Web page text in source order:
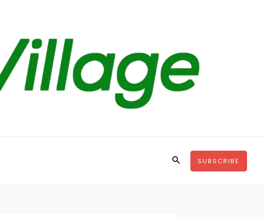
SearchSUBSCRIBE